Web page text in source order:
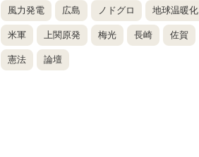
風力発電 広島 ノドグロ 地球温暖化
米軍 上関原発 梅光 長崎 佐賀
憲法 論壇